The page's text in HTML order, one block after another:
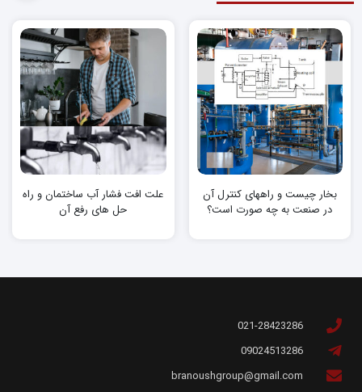
بخار چیست و راههای کنترل آن
در صنعت به چه صورت است؟
علت افت فشار آب ساختمان و راه
حل های رفع آن
021-28423286
09024513286
branoushgroup@gmail.com